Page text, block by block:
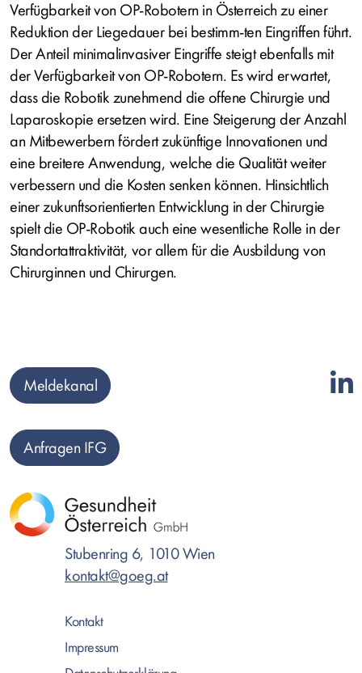
Verfügbarkeit von OP-Robotern in Österreich zu einer
Reduktion der Liegedauer bei bestimm-ten Eingriffen führt.
Der Anteil minimalinvasiver Eingriffe steigt ebenfalls mit
der Verfügbarkeit von OP-Robotern. Es wird erwartet,
dass die Robotik zunehmend die offene Chirurgie und
Laparoskopie ersetzen wird. Eine Steigerung der Anzahl
an Mitbewerbern fördert zukünftige Innovationen und
eine breitere Anwendung, welche die Qualität weiter
verbessern und die Kosten senken können. Hinsichtlich
einer zukunftsorientierten Entwicklung in der Chirurgie
spielt die OP-Robotik auch eine wesentliche Rolle in der
Standortattraktivität, vor allem für die Ausbildung von
Chirurginnen und Chirurgen.
Stubenring 6, 1010 Wien
kontakt@goeg.at
Kontakt
Impressum
Meldekanal
Anfragen IFG